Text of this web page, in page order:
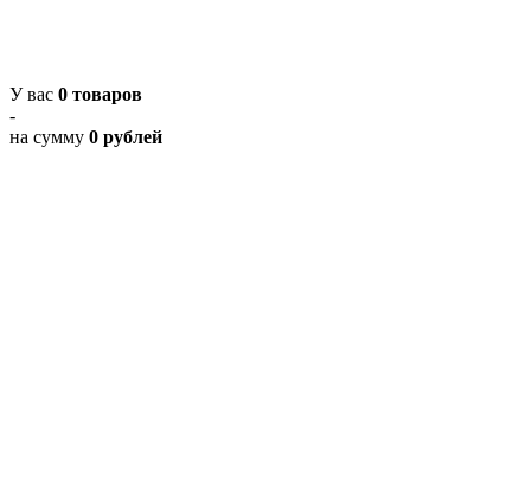
У вас 0 товаров
-
на сумму 0 рублей